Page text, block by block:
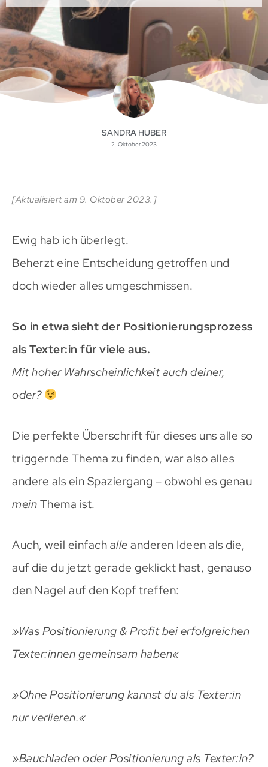
SANDRA HUBER
2. Oktober 2023
[Aktualisiert am 9. Oktober 2023.]
Ewig hab ich überlegt.
Beherzt eine Entscheidung getroffen und
doch wieder alles umgeschmissen.
So in etwa sieht der Positionierungsprozess
als Texter:in für viele aus.
Mit hoher Wahrscheinlichkeit auch deiner,
oder?
Die perfekte Überschrift für dieses uns alle so
triggernde Thema zu finden, war also alles
andere als ein Spaziergang – obwohl es genau
mein Thema ist.
Auch, weil einfach alle anderen Ideen als die,
auf die du jetzt gerade geklickt hast, genauso
den Nagel auf den Kopf treffen:
»Was Positionierung & Profit bei erfolgreichen
Texter:innen gemeinsam haben«
»Ohne Positionierung kannst du als Texter:in
nur verlieren.«
»Bauchladen oder Positionierung als Texter:in?